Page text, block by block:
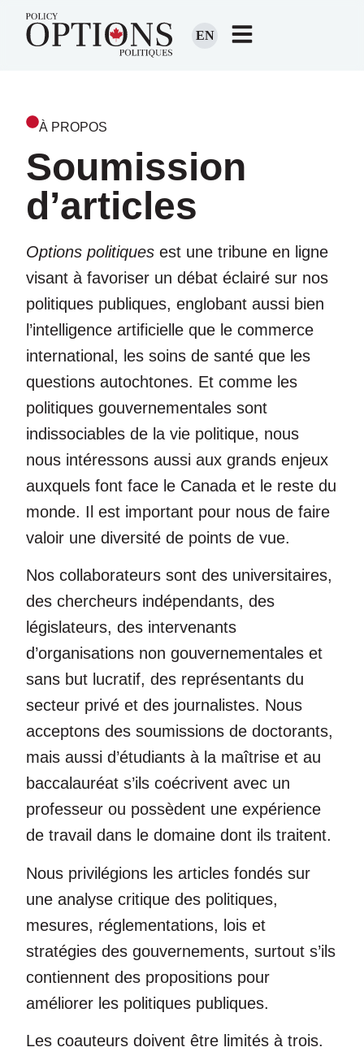
EN
À PROPOS
Soumission
d’articles
Options politiques est une tribune en ligne
visant à favoriser un débat éclairé sur nos
politiques publiques, englobant aussi bien
l’intelligence artificielle que le commerce
international, les soins de santé que les
questions autochtones. Et comme les
politiques gouvernementales sont
indissociables de la vie politique, nous
nous intéressons aussi aux grands enjeux
auxquels font face le Canada et le reste du
monde. Il est important pour nous de faire
valoir une diversité de points de vue.
Nos collaborateurs sont des universitaires,
des chercheurs indépendants, des
législateurs, des intervenants
d’organisations non gouvernementales et
sans but lucratif, des représentants du
secteur privé et des journalistes. Nous
acceptons des soumissions de doctorants,
mais aussi d’étudiants à la maîtrise et au
baccalauréat s’ils coécrivent avec un
professeur ou possèdent une expérience
de travail dans le domaine dont ils traitent.
Nous privilégions les articles fondés sur
une analyse critique des politiques,
mesures, réglementations, lois et
stratégies des gouvernements, surtout s’ils
contiennent des propositions pour
améliorer les politiques publiques.
Les coauteurs doivent être limités à trois.